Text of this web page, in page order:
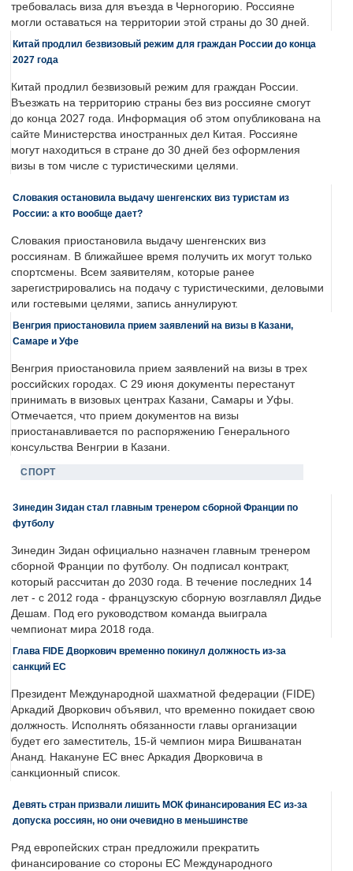
требовалась виза для въезда в Черногорию. Россияне
могли оставаться на территории этой страны до 30 дней.
Китай продлил безвизовый режим для граждан России до конца
2027 года
Китай продлил безвизовый режим для граждан России.
Въезжать на территорию страны без виз россияне смогут
до конца 2027 года. Информация об этом опубликована на
сайте Министерства иностранных дел Китая. Россияне
могут находиться в стране до 30 дней без оформления
визы в том числе с туристическими целями.
Словакия остановила выдачу шенгенских виз туристам из
России: а кто вообще дает?
Словакия приостановила выдачу шенгенских виз
россиянам. В ближайшее время получить их могут только
спортсмены. Всем заявителям, которые ранее
зарегистрировались на подачу с туристическими, деловыми
или гостевыми целями, запись аннулируют.
Венгрия приостановила прием заявлений на визы в Казани,
Самаре и Уфе
Венгрия приостановила прием заявлений на визы в трех
российских городах. С 29 июня документы перестанут
принимать в визовых центрах Казани, Самары и Уфы.
Отмечается, что прием документов на визы
приостанавливается по распоряжению Генерального
консульства Венгрии в Казани.
СПОРТ
Зинедин Зидан стал главным тренером сборной Франции по
футболу
Зинедин Зидан официально назначен главным тренером
сборной Франции по футболу. Он подписал контракт,
который рассчитан до 2030 года. В течение последних 14
лет - с 2012 года - французскую сборную возглавлял Дидье
Дешам. Под его руководством команда выиграла
чемпионат мира 2018 года.
Глава FIDE Дворкович временно покинул должность из-за
санкций ЕС
Президент Международной шахматной федерации (FIDE)
Аркадий Дворкович объявил, что временно покидает свою
должность. Исполнять обязанности главы организации
будет его заместитель, 15-й чемпион мира Вишванатан
Ананд. Накануне ЕС внес Аркадия Дворковича в
санкционный список.
Девять стран призвали лишить МОК финансирования ЕС из-за
допуска россиян, но они очевидно в меньшинстве
Ряд европейских стран предложили прекратить
финансирование со стороны ЕС Международного